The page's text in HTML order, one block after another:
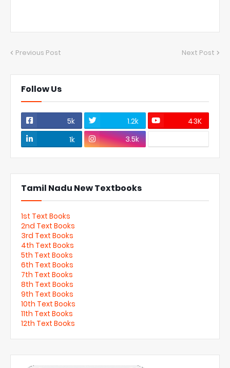
Previous Post Next Post
Follow Us
5k 1.2k
43K
1k
3.5k
Tamil Nadu New Textbooks
1st Text Books
2nd Text Books
3rd Text Books
4th Text Books
5th Text Books
6th Text Books
7th Text Books
8th Text Books
9th Text Books
10th Text Books
11th Text Books
12th Text Books